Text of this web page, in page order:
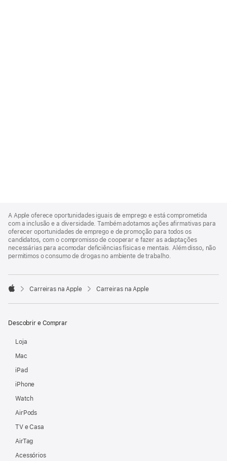
Footer
A Apple oferece oportunidades iguais de emprego e está comprometida
com a inclusão e a diversidade. Também adotamos ações afirmativas para
oferecer oportunidades de emprego e de promoção para todos os
candidatos, com o compromisso de cooperar e fazer as adaptações
necessárias para acomodar deficiências físicas e mentais. Além disso, não
permitimos o consumo de drogas no ambiente de trabalho.

Carreiras na Apple Carreiras na Apple
Descobrir e Comprar
Loja
Mac
iPad
iPhone
Watch
AirPods
TV e Casa
AirTag
Acessórios